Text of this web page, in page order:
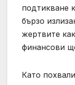
подтикване
бързо
жертвите
финансови
Като